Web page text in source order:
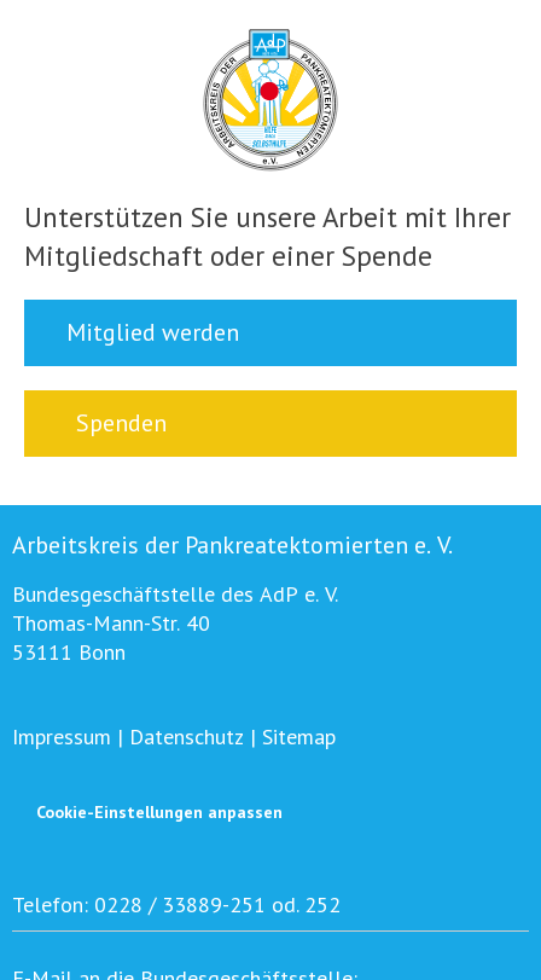
Unterstützen Sie unsere Arbeit mit Ihrer
Mitgliedschaft oder einer Spende
Mitglied werden
Spenden
Arbeitskreis der Pankreatektomierten e. V.
Bundesgeschäftstelle des AdP e. V.
Thomas-Mann-Str. 40
53111 Bonn
Impressum | Datenschutz | Sitemap
Cookie-Einstellungen anpassen
Telefon: 0228 / 33889-251 od. 252